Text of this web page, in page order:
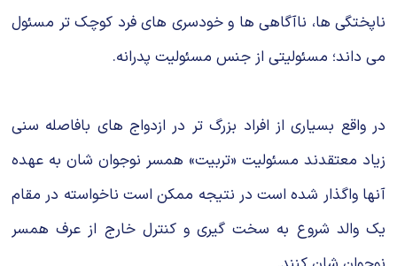
ناپختگی ها، ناآگاهی ها و خودسری های فرد کوچک تر مسئول
می داند؛ مسئولیتی از جنس مسئولیت پدرانه.
در واقع بسیاری از افراد بزرگ تر در ازدواج های بافاصله سنی
زیاد معتقدند مسئولیت «تربیت» همسر نوجوان شان به عهده
آنها واگذار شده است در نتیجه ممکن است ناخواسته در مقام
یک والد شروع به سخت گیری و کنترل خارج از عرف همسر